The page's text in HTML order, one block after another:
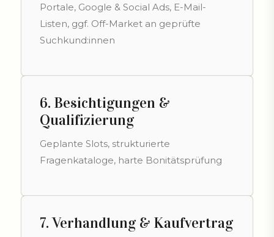
Portale, Google & Social Ads, E-Mail-
Listen, ggf. Off-Market an geprüfte
Suchkund:innen
6. Besichtigungen &
Qualifizierung
Geplante Slots, strukturierte
Fragenkataloge, harte Bonitätsprüfung
7. Verhandlung & Kaufvertrag